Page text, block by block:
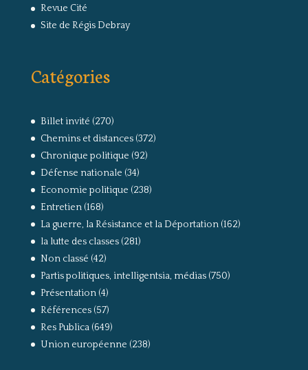
Revue Cité
Site de Régis Debray
Catégories
Billet invité (270)
Chemins et distances(372)
Chronique politique (92)
Défense nationale (34)
Economie politique (238)
Entretien(168)
La guerre, la Résistance et la Déportation(162)
la lutte des classes(281)
Non classé (42)
Partis politiques, intelligentsia, médias(750)
Présentation(4)
Références(57)
Res Publica(649)
Union européenne (238)